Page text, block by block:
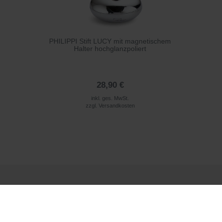
PHILIPPI Stift LUCY mit magnetischem
Halter hochglanzpoliert
28,90 €
inkl. ges. MwSt.
zzgl. Versandkosten